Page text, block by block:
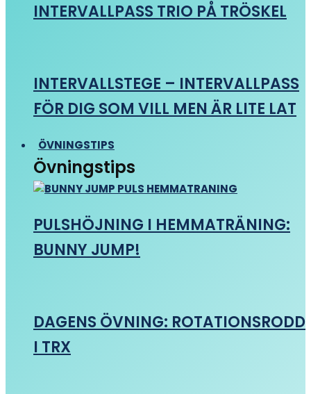
INTERVALLPASS TRIO PÅ TRÖSKEL
INTERVALLSTEGE – INTERVALLPASS
FÖR DIG SOM VILL MEN ÄR LITE LAT
ÖVNINGSTIPS
Övningstips
PULSHÖJNING I HEMMATRÄNING:
BUNNY JUMP!
DAGENS ÖVNING: ROTATIONSRODD
I TRX